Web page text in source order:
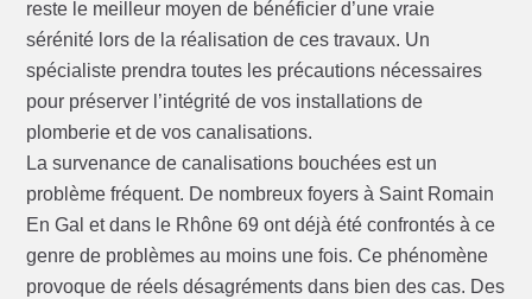
reste le meilleur moyen de bénéficier d’une vraie
sérénité lors de la réalisation de ces travaux. Un
spécialiste prendra toutes les précautions nécessaires
pour préserver l’intégrité de vos installations de
plomberie et de vos canalisations.
La survenance de canalisations bouchées est un
problème fréquent. De nombreux foyers à Saint Romain
En Gal et dans le Rhône 69 ont déjà été confrontés à ce
genre de problèmes au moins une fois. Ce phénomène
provoque de réels désagréments dans bien des cas. Des